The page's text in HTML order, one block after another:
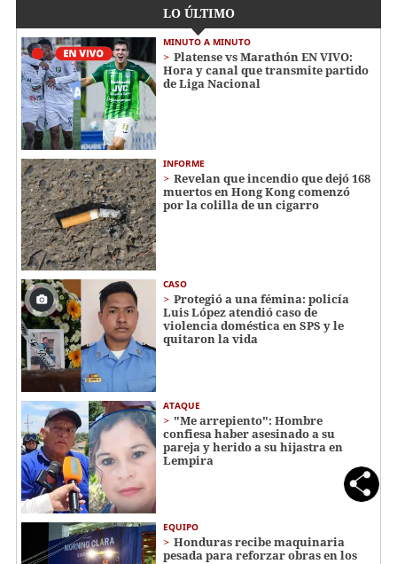
LO ÚLTIMO
MINUTO A MINUTO
Platense vs Marathón EN VIVO:
Hora y canal que transmite partido
de Liga Nacional
INFORME
Revelan que incendio que dejó 168
muertos en Hong Kong comenzó
por la colilla de un cigarro
CASO
Protegió a una fémina: policía
Luis López atendió caso de
violencia doméstica en SPS y le
quitaron la vida
ATAQUE
"Me arrepiento": Hombre
confiesa haber asesinado a su
pareja y herido a su hijastra en
Lempira
EQUIPO
Honduras recibe maquinaria
pesada para reforzar obras en los